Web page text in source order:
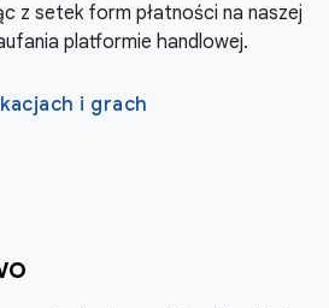
z setek form płatności na naszej
platformie handlowej.
i grach